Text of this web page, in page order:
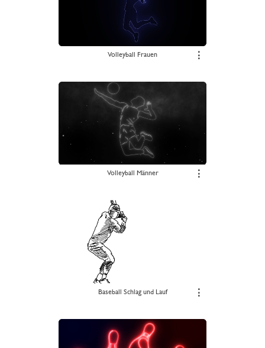
Volleyball Frauen ⋮
Volleyball Männer ⋮
Baseball Schlag und Lauf ⋮